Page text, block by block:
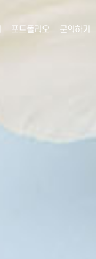
포트폴리오 문의하기